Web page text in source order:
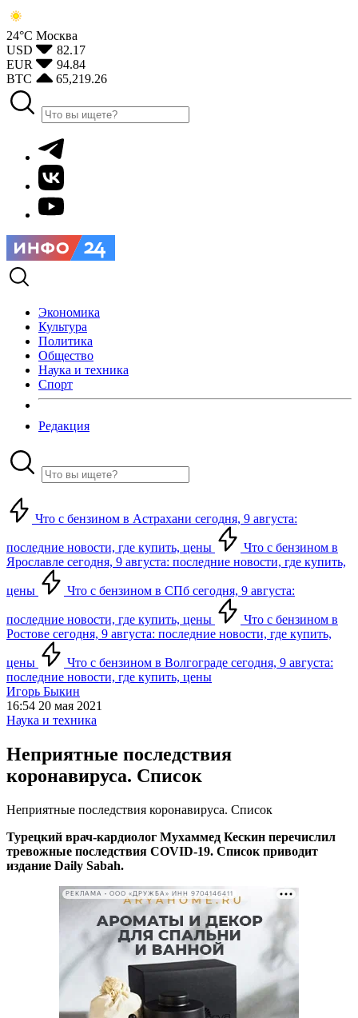
24°С Москва
USD
82.17
EUR
94.84
BTC
65,219.26
Экономика
Культура
Политика
Общество
Наука и техника
Спорт
Редакция
Что с бензином в Астрахани сегодня, 9 августа:
последние новости, где купить, цены
Что с бензином в
Ярославле сегодня, 9 августа: последние новости, где купить,
цены Что с бензином в СПб сегодня, 9 августа:
последние новости, где купить, цены
Что с бензином в
Ростове сегодня, 9 августа: последние новости, где купить,
цены
Что с бензином в Волгограде сегодня, 9 августа:
последние новости, где купить, цены
Игорь Быкин
16:54 20 мая 2021
Наука и техника
Неприятные последствия
коронавируса. Список
Неприятные последствия коронавируса. Список
Турецкий врач-кардиолог Мухаммед Кескин перечислил
тревожные последствия COVID-19. Список приводит
издание Daily Sabah.
РЕКЛАМА • ООО «ДРУЖБА» ИНН 9704146411